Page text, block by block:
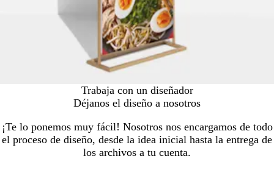
Trabaja con un diseñador
Déjanos el diseño a nosotros
¡Te lo ponemos muy fácil! Nosotros nos encargamos de todo
el proceso de diseño, desde la idea inicial hasta la entrega de
los archivos a tu cuenta.